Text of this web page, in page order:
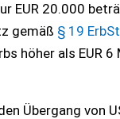
EUR 20.000
gemäß § 19
höher als EUR 6
Übergang von